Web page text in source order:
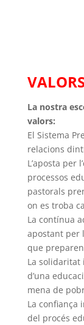
La nostra
valors:
El Sistema
relacions
L’aposta per
processos
pastorals
on es troba
La contínua
apostant per
que
La
d’una
mena de
La confiança
del procés